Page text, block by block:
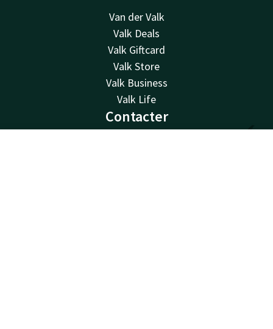
Van der Valk
Valk Deals
Valk Giftcard
Valk Store
Valk Business
Valk Life
Contacter